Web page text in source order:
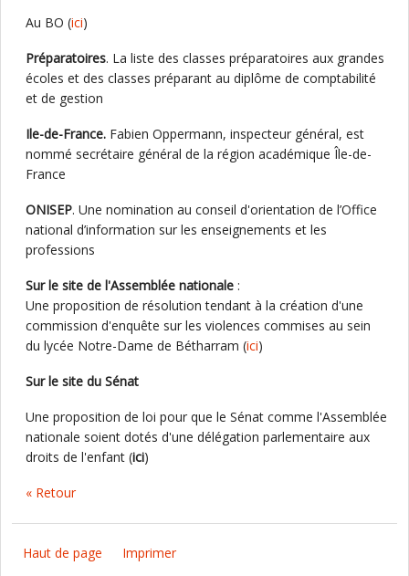
Au BO (ici)
Préparatoires. La liste des classes préparatoires aux grandes
écoles et des classes préparant au diplôme de comptabilité
et de gestion
Ile-de-France. Fabien Oppermann, inspecteur général, est
nommé secrétaire général de la région académique Île-de-
France
ONISEP. Une nomination au conseil d'orientation de l’Office
national d’information sur les enseignements et les
professions
Sur le site de l'Assemblée nationale :
Une proposition de résolution tendant à la création d'une
commission d'enquête sur les violences commises au sein
du lycée Notre-Dame de Bétharram (ici)
Sur le site du Sénat
Une proposition de loi pour que le Sénat comme l'Assemblée
nationale soient dotés d'une délégation parlementaire aux
droits de l'enfant (ici)
« Retour
Haut de page Imprimer